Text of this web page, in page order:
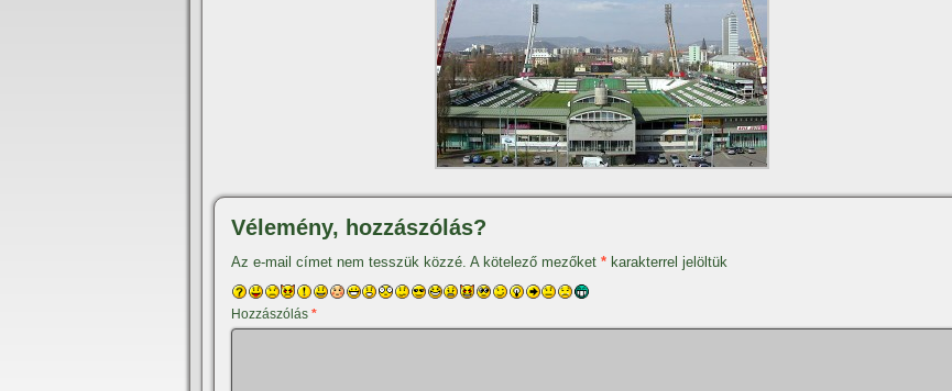
Vélemény, hozzászólás?
Az e-mail címet nem tesszük közzé. A kötelező mezőket * karakterrel jelöltük
Hozzászólás *